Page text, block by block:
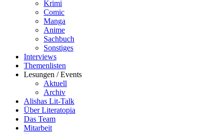
Krimi
Comic
Manga
Anime
Sachbuch
Sonstiges
Interviews
Themenlisten
Lesungen / Events
Aktuell
Archiv
Alishas Lit-Talk
Über Literatopia
Das Team
Mitarbeit